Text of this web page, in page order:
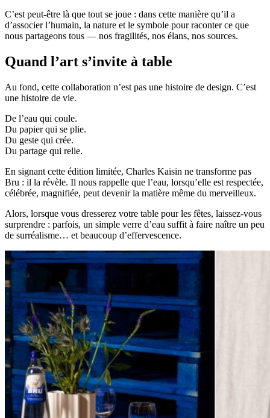
C’est peut-être là que tout se joue : dans cette manière qu’il a
d’associer l’humain, la nature et le symbole pour raconter ce que
nous partageons tous — nos fragilités, nos élans, nos sources.
Quand l’art s’invite à table
Au fond, cette collaboration n’est pas une histoire de design. C’est
une histoire de vie.
De l’eau qui coule.
Du papier qui se plie.
Du geste qui crée.
Du partage qui relie.
En signant cette édition limitée, Charles Kaisin ne transforme pas
Bru : il la révèle. Il nous rappelle que l’eau, lorsqu’elle est respectée,
célébrée, magnifiée, peut devenir la matière même du merveilleux.
Alors, lorsque vous dresserez votre table pour les fêtes, laissez-vous
surprendre : parfois, un simple verre d’eau suffit à faire naître un peu
de surréalisme… et beaucoup d’effervescence.